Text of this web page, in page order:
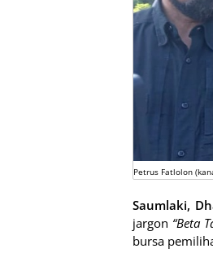
Petrus Fatlolon
Saumlaki,
jargon “Beta
bursa